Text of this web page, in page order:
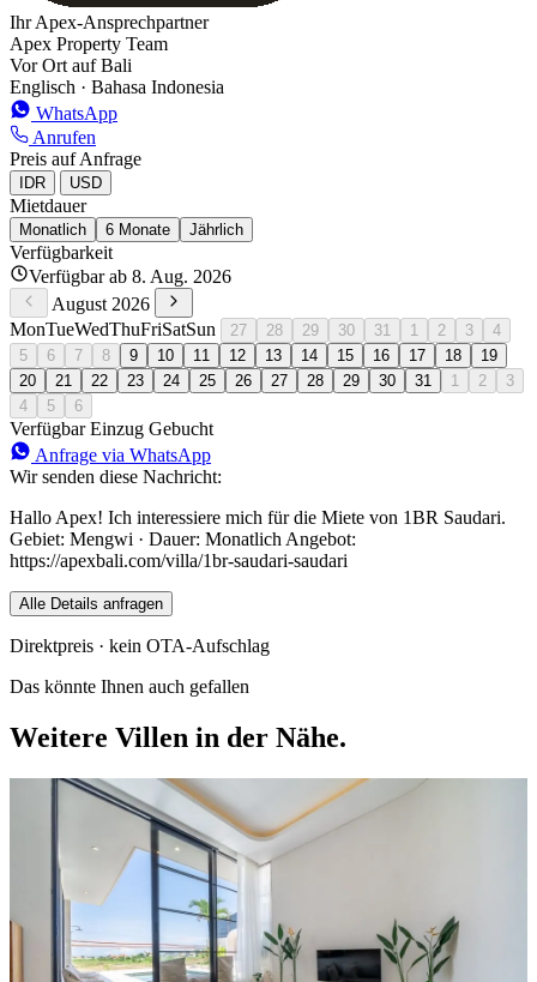
Ihr Apex-Ansprechpartner
Apex Property Team
Vor Ort auf Bali
Englisch · Bahasa Indonesia
WhatsApp
Anrufen
Preis auf Anfrage
IDR USD
Mietdauer
Monatlich 6 Monate Jährlich
Verfügbarkeit
Verfügbar ab 8. Aug. 2026
August 2026
MonTueWedThuFriSatSun 27 28 29 30 31 1 2 3
4
5
6 7 8 9 10 11 12 13 14 15 16 17 18
19
20
21 22 23 24 25 26 27 28 29 30 31 1 2
3
4
5 6
Verfügbar Einzug Gebucht
Anfrage via WhatsApp
Wir senden diese Nachricht:
Hallo Apex! Ich interessiere mich für die Miete von 1BR Saudari.
Gebiet: Mengwi · Dauer: Monatlich Angebot:
https://apexbali.com/villa/1br-saudari-saudari
Alle Details anfragen
Direktpreis · kein OTA-Aufschlag
Das könnte Ihnen auch gefallen
Weitere Villen in der Nähe.